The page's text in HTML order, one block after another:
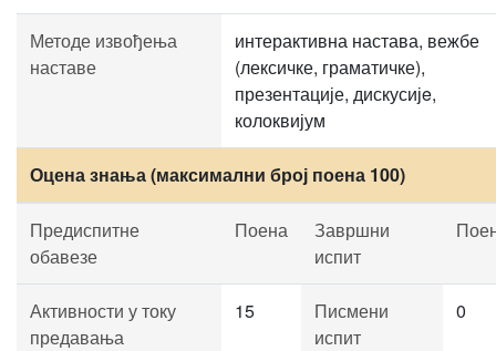
Методе извођења
наставе
интерактивна настава, вежбе
(лексичке, граматичке),
презентације, дискусијe,
колоквијум
Оцена знања (максимални број поена 100)
Предиспитне
обавезе
Поена
Завршни
испит
Активности у току
предавања
15
Писмени
испит
0